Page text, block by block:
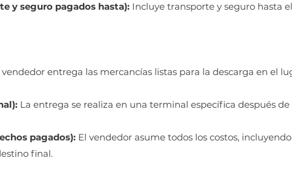
y seguro pagados hasta): Incluye transporte y seguro hasta el
vendedor entrega las mercancías listas para la descarga en el
La entrega se realiza en una terminal específica después de
pagados): El vendedor asume todos los costos, incluyendo
final.